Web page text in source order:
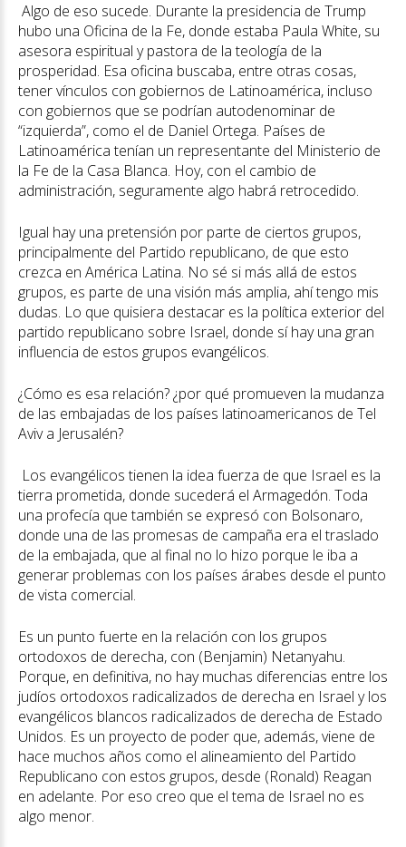
Algo de eso sucede. Durante la presidencia de Trump
hubo una Oficina de la Fe, donde estaba Paula White, su
asesora espiritual y pastora de la teología de la
prosperidad. Esa oficina buscaba, entre otras cosas,
tener vínculos con gobiernos de Latinoamérica, incluso
con gobiernos que se podrían autodenominar de
“izquierda”, como el de Daniel Ortega. Países de
Latinoamérica tenían un representante del Ministerio de
la Fe de la Casa Blanca. Hoy, con el cambio de
administración, seguramente algo habrá retrocedido.
Igual hay una pretensión por parte de ciertos grupos,
principalmente del Partido republicano, de que esto
crezca en América Latina. No sé si más allá de estos
grupos, es parte de una visión más amplia, ahí tengo mis
dudas. Lo que quisiera destacar es la política exterior del
partido republicano sobre Israel, donde sí hay una gran
influencia de estos grupos evangélicos.
¿Cómo es esa relación? ¿por qué promueven la mudanza
de las embajadas de los países latinoamericanos de Tel
Aviv a Jerusalén?
Los evangélicos tienen la idea fuerza de que Israel es la
tierra prometida, donde sucederá el Armagedón. Toda
una profecía que también se expresó con Bolsonaro,
donde una de las promesas de campaña era el traslado
de la embajada, que al final no lo hizo porque le iba a
generar problemas con los países árabes desde el punto
de vista comercial.
Es un punto fuerte en la relación con los grupos
ortodoxos de derecha, con (Benjamin) Netanyahu.
Porque, en definitiva, no hay muchas diferencias entre los
judíos ortodoxos radicalizados de derecha en Israel y los
evangélicos blancos radicalizados de derecha de Estado
Unidos. Es un proyecto de poder que, además, viene de
hace muchos años como el alineamiento del Partido
Republicano con estos grupos, desde (Ronald) Reagan
en adelante. Por eso creo que el tema de Israel no es
algo menor.